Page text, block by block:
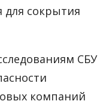
для сокрытия
СБУ
компаний